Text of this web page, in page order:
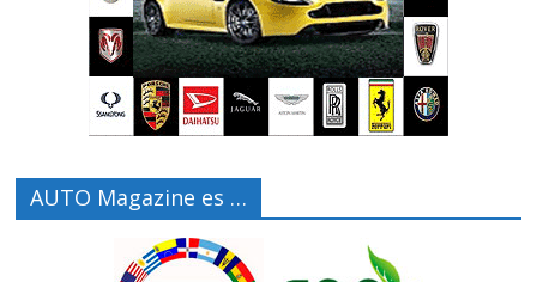
AUTO Magazine es …